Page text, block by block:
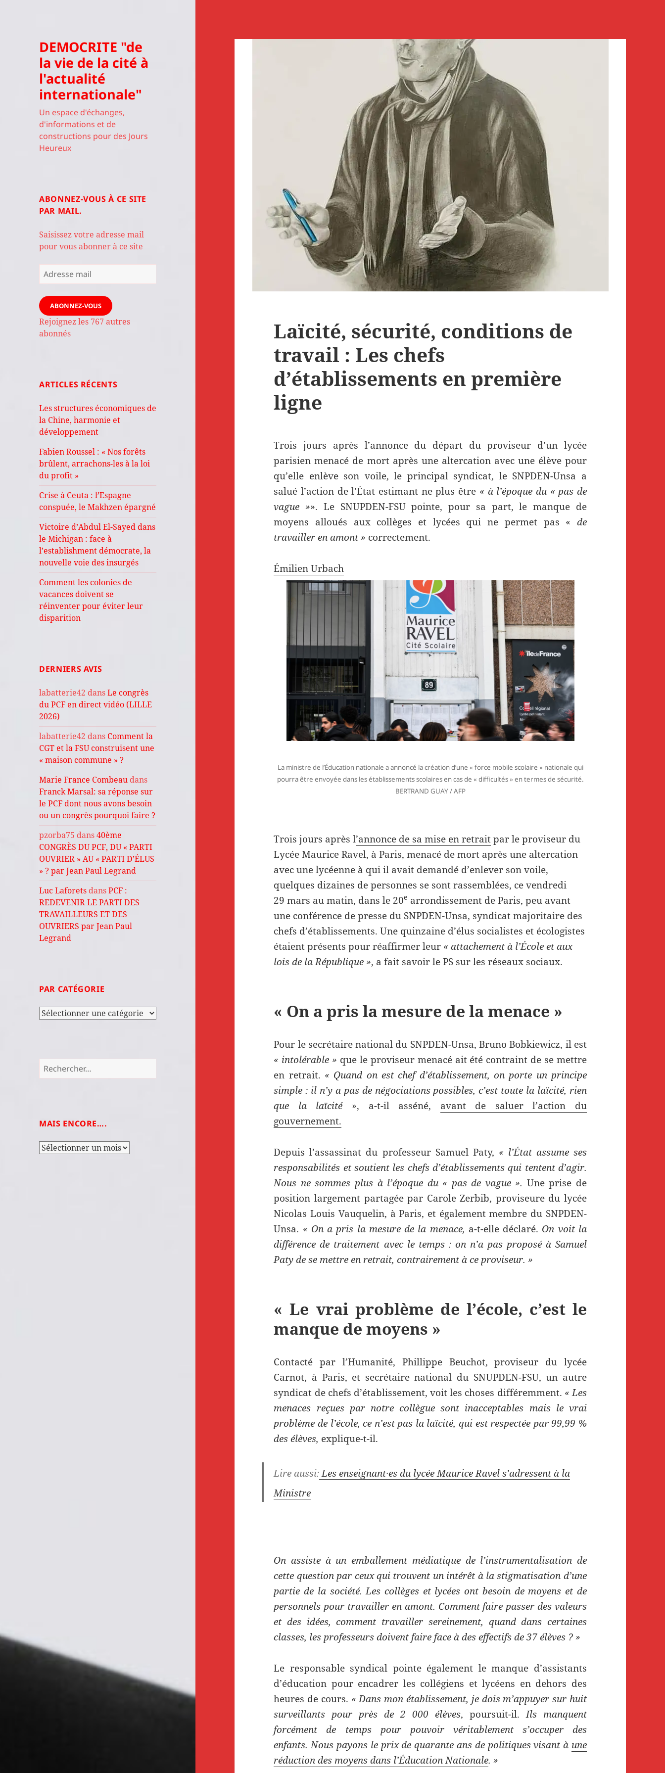
DEMOCRITE "de
la vie de la cité à
l'actualité
internationale"
Un espace d'échanges,
d'informations et de
constructions pour des Jours
Heureux
ABONNEZ-VOUS À CE SITE
PAR MAIL.
Saisissez votre adresse mail
pour vous abonner à ce site
Adresse
mail
ABONNEZ-VOUS
Rejoignez les 767 autres
abonnés
ARTICLES RÉCENTS
Les structures économiques de
la Chine, harmonie et
développement
Fabien Roussel : « Nos forêts
brûlent, arrachons-les à la loi
du profit »
Crise à Ceuta : l’Espagne
conspuée, le Makhzen épargné
Victoire d’Abdul El-Sayed dans
le Michigan : face à
l’establishment démocrate, la
nouvelle voie des insurgés
Comment les colonies de
vacances doivent se
réinventer pour éviter leur
disparition
DERNIERS AVIS
labatterie42 dansLe congrès
du PCF en direct vidéo (LILLE
2026)
labatterie42 dans Comment la
CGT et la FSU construisent une
« maison commune » ?
Marie France Combeau dans
Franck Marsal: sa réponse sur
le PCF dont nous avons besoin
ou un congrès pourquoi faire ?
pzorba75 dans40ème
CONGRÈS DU PCF, DU « PARTI
OUVRIER » AU « PARTI D’ÉLUS
» ? par Jean Paul Legrand
Luc Laforets dansPCF :
REDEVENIR LE PARTI DES
TRAVAILLEURS ET DES
OUVRIERS par Jean Paul
Legrand
PAR CATÉGORIE
Par
Rechercher :
MAIS ENCORE….
Mais
Laïcité, sécurité, conditions de
travail : Les chefs
d’établissements en première
ligne
Trois jours après l’annonce du départ du proviseur d’un lycée
parisien menacé de mort après une altercation avec une élève pour
qu’elle enlève son voile, le principal syndicat, le SNPDEN-Unsa a
salué l’action de l’État estimant ne plus être « à l’époque du « pas de
vague »». Le SNUPDEN-FSU pointe, pour sa part, le manque de
moyens alloués aux collèges et lycées qui ne permet pas « de
travailler en amont » correctement.
Émilien Urbach
La ministre de l’Éducation nationale a annoncé la création d’une « force mobile scolaire » nationale qui
pourra être envoyée dans les établissements scolaires en cas de « difficultés » en termes de sécurité.
BERTRAND GUAY / AFP
Trois jours après l’annonce de sa mise en retraitpar le proviseur du
Lycée Maurice Ravel, à Paris, menacé de mort après une altercation
avec une lycéenne à qui il avait demandé d’enlever son voile,
quelques dizaines de personnes se sont rassemblées, ce vendredi
29 mars au matin, dans le 20e arrondissement de Paris, peu avant
une conférence de presse du SNPDEN-Unsa, syndicat majoritaire des
chefs d’établissements. Une quinzaine d’élus socialistes et écologistes
étaient présents pour réaffirmer leur « attachement à l’École et aux
lois de la République », a fait savoir le PS sur les réseaux sociaux.
« On a pris la mesure de la menace »
Pour le secrétaire national du SNPDEN-Unsa, Bruno Bobkiewicz, il est
« intolérable » que le proviseur menacé ait été contraint de se mettre
en retrait. « Quand on est chef d’établissement, on porte un principe
simple : il n’y a pas de négociations possibles, c’est toute la laïcité, rien
que la laïcité », a-t-il asséné, avant de saluer l’action du
gouvernement.
Depuis l’assassinat du professeur Samuel Paty, « l’État assume ses
responsabilités et soutient les chefs d’établissements qui tentent d’agir.
Nous ne sommes plus à l’époque du « pas de vague ». Une prise de
position largement partagée par Carole Zerbib, proviseure du lycée
Nicolas Louis Vauquelin, à Paris, et également membre du SNPDEN-
Unsa. « On a pris la mesure de la menace, a-t-elle déclaré. On voit la
différence de traitement avec le temps : on n’a pas proposé à Samuel
Paty de se mettre en retrait, contrairement à ce proviseur. »
« Le vrai problème de l’école, c’est le
manque de moyens »
Contacté par l’Humanité, Phillippe Beuchot, proviseur du lycée
Carnot, à Paris, et secrétaire national du SNUPDEN-FSU, un autre
syndicat de chefs d’établissement, voit les choses différemment. « Les
menaces reçues par notre collègue sont inacceptables mais le vrai
problème de l’école, ce n’est pas la laïcité, qui est respectée par 99,99 %
des élèves, explique-t-il.
Lire aussi: Les enseignant·es du lycée Maurice Ravel s’adressent à la
Ministre
On assiste à un emballement médiatique de l’instrumentalisation de
cette question par ceux qui trouvent un intérêt à la stigmatisation d’une
partie de la société. Les collèges et lycées ont besoin de moyens et de
personnels pour travailler en amont. Comment faire passer des valeurs
et des idées, comment travailler sereinement, quand dans certaines
classes, les professeurs doivent faire face à des effectifs de 37 élèves ? »
Le responsable syndical pointe également le manque d’assistants
d’éducation pour encadrer les collégiens et lycéens en dehors des
heures de cours. « Dans mon établissement, je dois m’appuyer sur huit
surveillants pour près de 2 000 élèves, poursuit-il. Ils manquent
forcément de temps pour pouvoir véritablement s’occuper des
enfants. Nous payons le prix de quarante ans de politiques visant à une
réduction des moyens dans l’Éducation Nationale. »